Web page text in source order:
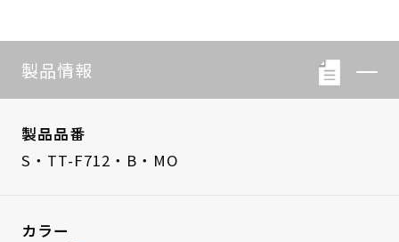
製品情報
製品品番
S・TT-F712・B・MO
カラー